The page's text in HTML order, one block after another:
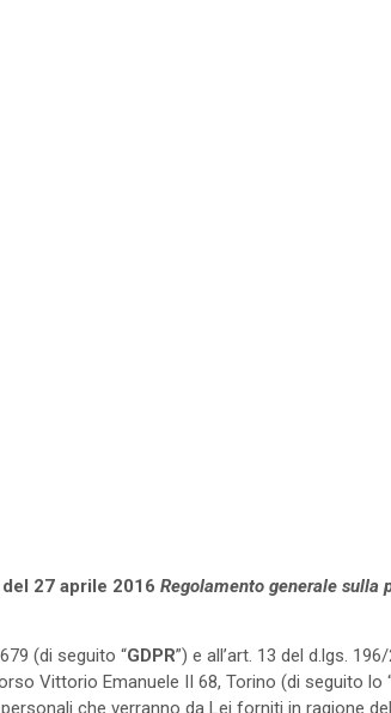
27 aprile 2016 Regolamento generale sulla
(di seguito “GDPR”) e all’art. 13 del d.lgs.
Vittorio Emanuele II 68, Torino (di seguito lo
che verranno da Lei forniti in ragione